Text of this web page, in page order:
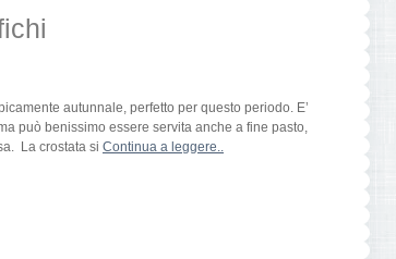
autunnale, perfetto per questo periodo. E’
può benissimo essere servita anche a fine pasto,
La crostata si Continua a leggere..